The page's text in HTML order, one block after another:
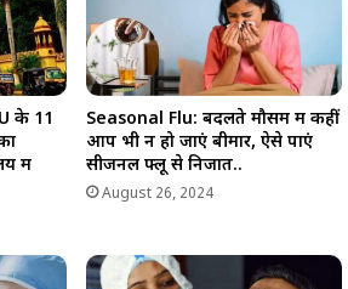
के 11
में
Seasonal Flu: बदलते मौसम में कहीं
आप भी न हो जाएं बीमार, ऐसे पाएं
सीजनल फ्लू से निजात..
August 26, 2024